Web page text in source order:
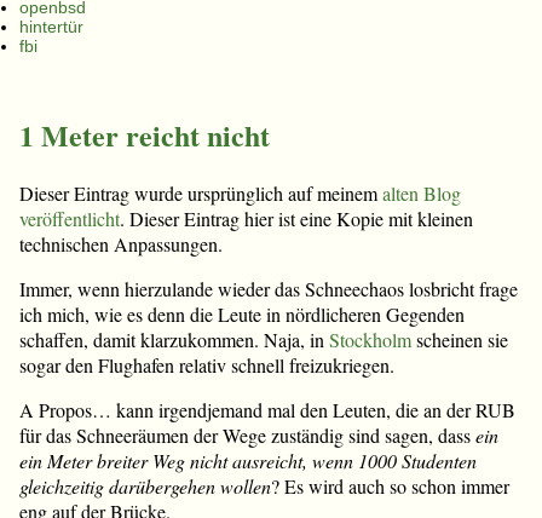
openbsd
hintertür
fbi
1 Meter reicht nicht
Dieser Eintrag wurde ursprünglich auf meinemalten Blog
veröffentlicht. Dieser Eintrag hier ist eine Kopie mit kleinen
technischen Anpassungen.
Immer, wenn hierzulande wieder das Schneechaos losbricht frage
ich mich, wie es denn die Leute in nördlicheren Gegenden
schaffen, damit klarzukommen. Naja, in Stockholmscheinen sie
sogar den Flughafen relativ schnell freizukriegen.
A Propos… kann irgendjemand mal den Leuten, die an der RUB
für das Schneeräumen der Wege zuständig sind sagen, dassein
ein Meter breiter Weg nicht ausreicht, wenn 1000 Studenten
gleichzeitig darübergehen wollen? Es wird auch so schon immer
eng auf der Brücke.